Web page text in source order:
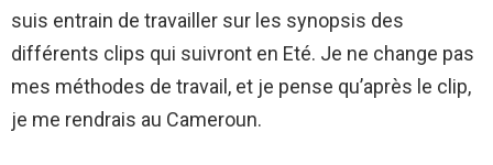
suis entrain de travailler sur les synopsis des
différents clips qui suivront en Eté. Je ne change pas
mes méthodes de travail, et je pense qu’après le clip,
je me rendrais au Cameroun.